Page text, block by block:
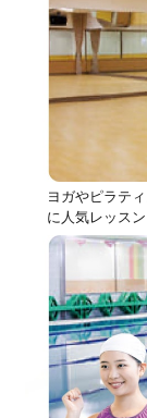
ヨガやピラテ
に人気レッスン